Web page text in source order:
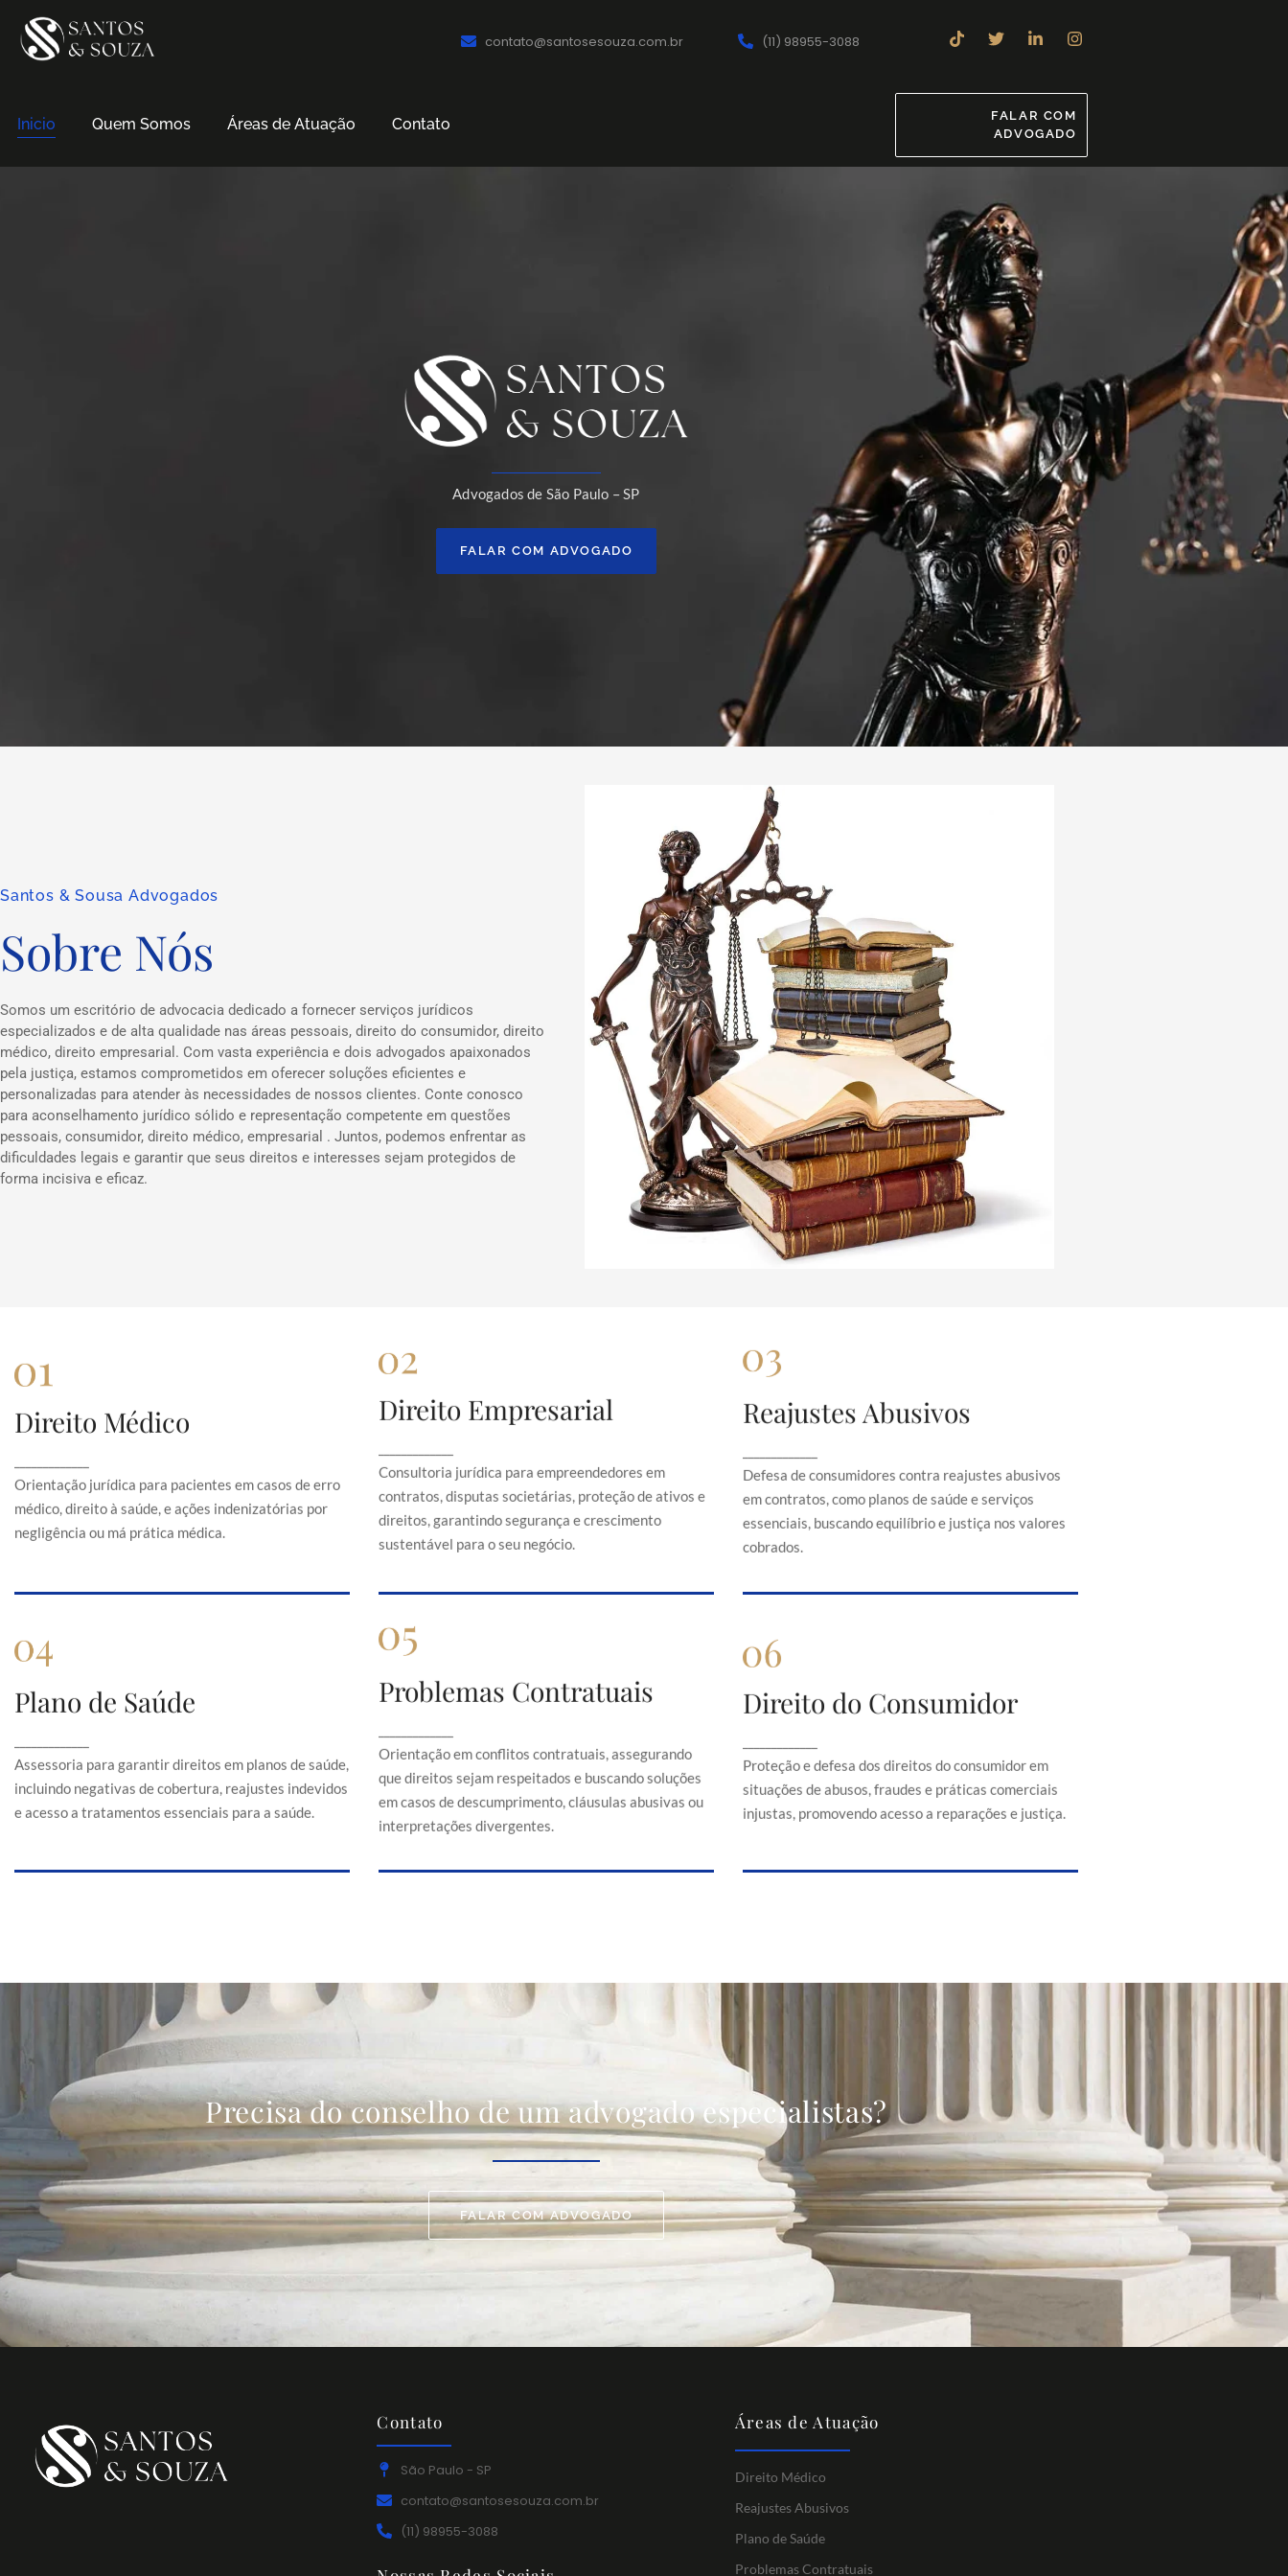
contato@santosesouza.com.br (11) 98955-3088
Inicio Quem Somos Áreas de Atuação Contato
FALAR COM
ADVOGADO
Advogados de São Paulo – SP
FALAR COM ADVOGADO
Santos & Sousa Advogados
Sobre Nós
Somos um escritório de advocacia dedicado a fornecer serviços jurídicos
especializados e de alta qualidade nas áreas pessoais, direito do consumidor, direito
médico, direito empresarial. Com vasta experiência e dois advogados apaixonados
pela justiça, estamos comprometidos em oferecer soluções eficientes e
personalizadas para atender às necessidades de nossos clientes. Conte conosco
para aconselhamento jurídico sólido e representação competente em questões
pessoais, consumidor, direito médico, empresarial . Juntos, podemos enfrentar as
dificuldades legais e garantir que seus direitos e interesses sejam protegidos de
forma incisiva e eficaz.
Direito Médico
Orientação jurídica para pacientes em casos de erro
médico, direito à saúde, e ações indenizatórias por
negligência ou má prática médica.
Direito Médico
erro médico, direito à saúde, e ações
indenizatórias por negligência ou má prática
médica.
Direito Empresarial
Consultoria jurídica para empreendedores em
contratos, disputas societárias, proteção de ativos e
direitos, garantindo segurança e crescimento
sustentável para o seu negócio.
Direito Empresarial
contratos, disputas societárias, proteção de
ativos e direitos, garantindo segurança e
crescimento sustentável para o seu negócio.
Reajustes Abusivos
Defesa de consumidores contra reajustes abusivos
em contratos, como planos de saúde e serviços
essenciais, buscando equilíbrio e justiça nos valores
cobrados.
Reajustes Abusivos
serviços essenciais, buscando equilíbrio e
justiça nos valores cobrados.
Plano de Saúde
Assessoria para garantir direitos em planos de saúde,
incluindo negativas de cobertura, reajustes indevidos
e acesso a tratamentos essenciais para a saúde.
Plano de Saúde
reajustes indevidos e acesso a tratamentos
Problemas Contratuais
Orientação em conflitos contratuais, assegurando
que direitos sejam respeitados e buscando soluções
em casos de descumprimento, cláusulas abusivas ou
interpretações divergentes.
Problemas Contratuais
assegurando que direitos sejam respeitados e
buscando soluções em casos de
descumprimento, cláusulas abusivas ou
interpretações divergentes.
Direito do Consumidor
Proteção e defesa dos direitos do consumidor em
situações de abusos, fraudes e práticas comerciais
injustas, promovendo acesso a reparações e justiça.
Direito do Consumidor
comerciais injustas, promovendo acesso a
Precisa do conselho de um advogado especialistas?
FALAR COM ADVOGADO
Contato
São Paulo - SP
contato@santosesouza.com.br
(11) 98955-3088
Áreas de Atuação
Direito Médico
Reajustes Abusivos
Plano de Saúde
Problemas Contratuais